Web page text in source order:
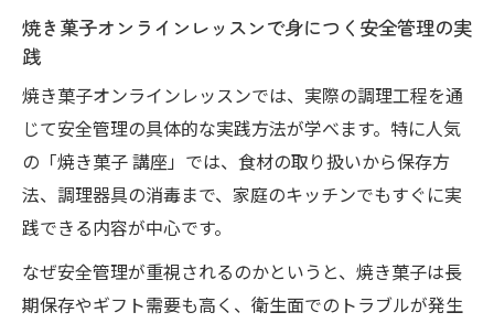
焼き菓子オンラインレッスンで身につく安全管理の実
践
焼き菓子オンラインレッスンでは、実際の調理工程を通
じて安全管理の具体的な実践方法が学べます。特に人気
の「焼き菓子 講座」では、食材の取り扱いから保存方
法、調理器具の消毒まで、家庭のキッチンでもすぐに実
践できる内容が中心です。
なぜ安全管理が重視されるのかというと、焼き菓子は長
期保存やギフト需要も高く、衛生面でのトラブルが発生